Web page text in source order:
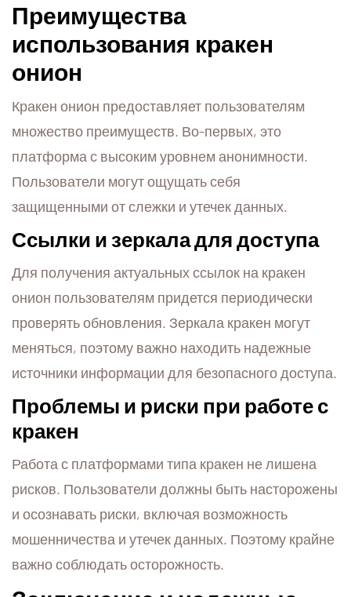
Преимущества
использования кракен
онион
Кракен онион предоставляет пользователям
множество преимуществ. Во-первых, это
платформа с высоким уровнем анонимности.
Пользователи могут ощущать себя
защищенными от слежки и утечек данных.
Ссылки и зеркала для доступа
Для получения актуальных ссылок на кракен
онион пользователям придется периодически
проверять обновления. Зеркала кракен могут
меняться, поэтому важно находить надежные
источники информации для безопасного доступа.
Проблемы и риски при работе с
кракен
Работа с платформами типа кракен не лишена
рисков. Пользователи должны быть насторожены
и осознавать риски, включая возможность
мошенничества и утечек данных. Поэтому крайне
важно соблюдать осторожность.